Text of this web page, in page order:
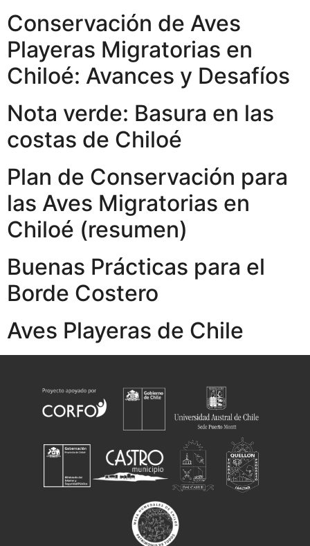
Conservación de Aves
Playeras Migratorias en
Chiloé: Avances y Desafíos
Nota verde: Basura en las
costas de Chiloé
Plan de Conservación para
las Aves Migratorias en
Chiloé (resumen)
Buenas Prácticas para el
Borde Costero
Aves Playeras de Chile